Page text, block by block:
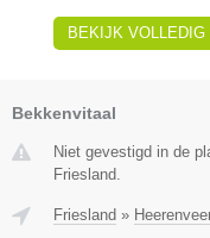
BEKIJK VOLLEDIG
Bekkenvitaal
Niet gevestigd in de
Friesland.
Friesland »